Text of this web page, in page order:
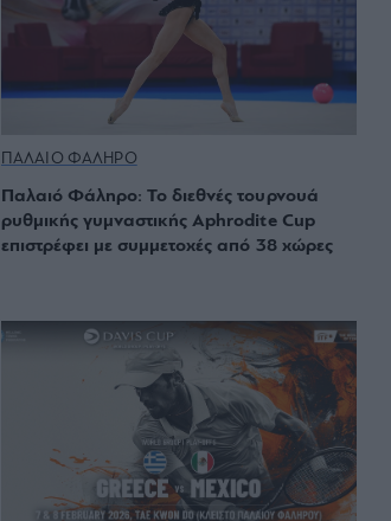
ΠΑΛΑΙΟ ΦΑΛΗΡΟ
Παλαιό Φάληρο: Το διεθνές τουρνουά
ρυθμικής γυμναστικής Aphrodite Cup
επιστρέφει με συμμετοχές από 38 χώρες